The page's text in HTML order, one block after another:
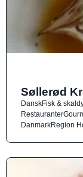
Søllerød
DanskFisk &
Restauranter
DanmarkRegion